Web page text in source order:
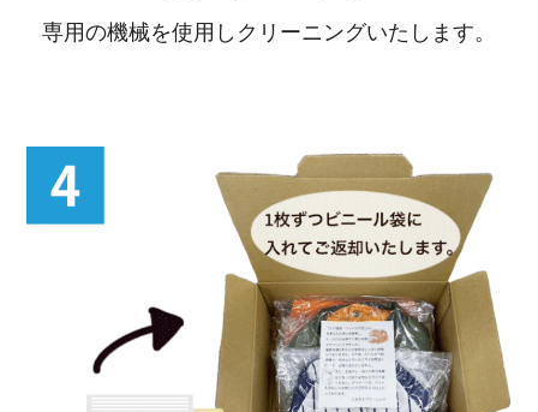
専用の機械を使用しクリーニングいたします。